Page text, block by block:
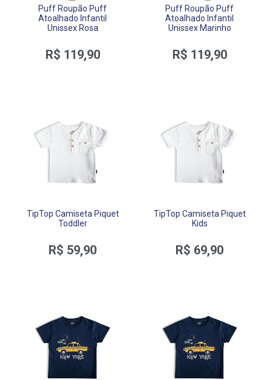
Puff Roupão Puff
Atoalhado Infantil
Unissex Rosa
R$ 119,90
Puff Roupão Puff
Atoalhado Infantil
Unissex Marinho
R$ 119,90
TipTop Camiseta Piquet
Toddler
R$ 59,90
TipTop Camiseta Piquet
Kids
R$ 69,90